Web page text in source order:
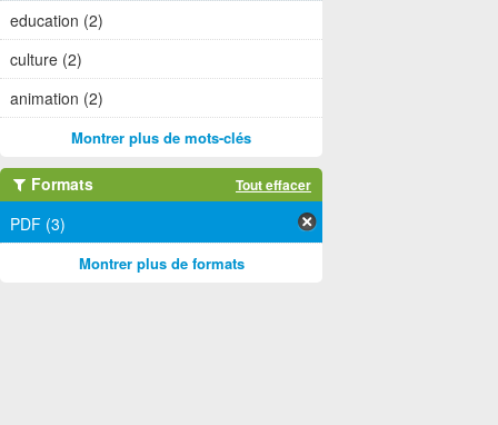
education (2)
culture (2)
animation (2)
Montrer plus de mots-clés
Formats Tout effacer
PDF (3)
Montrer plus de formats